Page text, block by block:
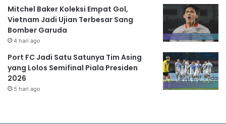
Mitchel Baker Koleksi Empat Gol,
Vietnam Jadi Ujian Terbesar Sang
Bomber Garuda
4 hari ago
Port FC Jadi Satu Satunya Tim Asing
yang Lolos Semifinal Piala Presiden
2026
5 hari ago